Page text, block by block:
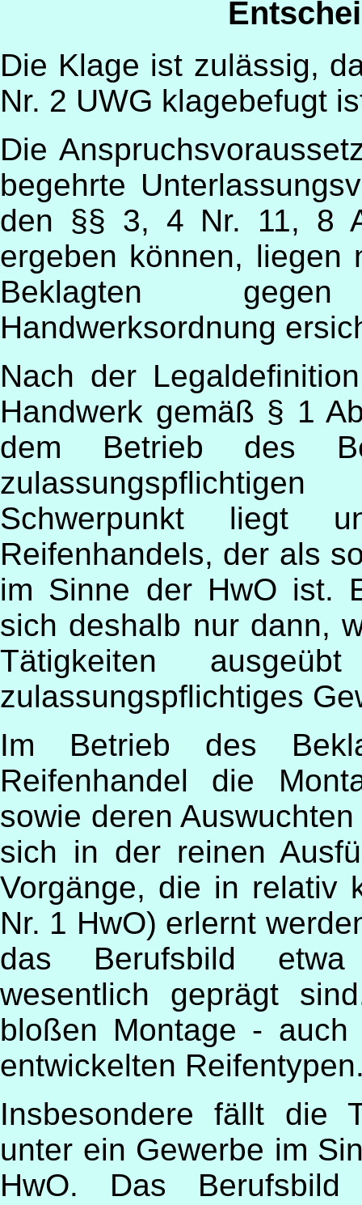
Die Klage ist zulässig,
Nr. 2 UWG klagebefugt
Die
begehrte
den §§ 3, 4 Nr. 11, 8
ergeben können, liegen
Beklagten
Handwerksordnung
Nach der
Handwerk gemäß § 1
dem Betrieb des
Schwerpunkt liegt
Reifenhandels, der als
im Sinne der HwO ist.
sich deshalb nur dann,
Tätigkeiten
zulassungspflichtiges
Im Betrieb des
Reifenhandel die
sowie deren
sich in der reinen
Vorgänge, die in relativ
Nr. 1 HwO) erlernt
das Berufsbild etwa
wesentlich geprägt
bloßen Montage -
entwickelten
Insbesondere fällt die
unter ein Gewerbe im
HwO. Das Berufsbild